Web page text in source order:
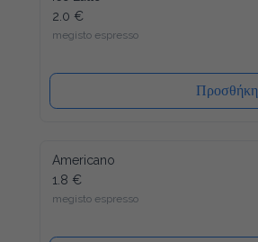
2.0 €
megisto espresso
Προσθήκη
Americano
1.8 €
megisto espresso